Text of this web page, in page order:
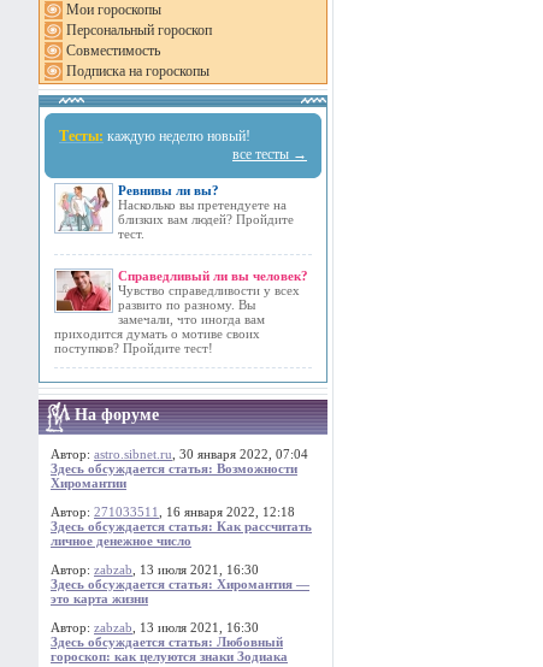
Мои гороскопы
Персональный гороскоп
Совместимость
Подписка на гороскопы
Тесты: каждую неделю новый!
все тесты →
Ревнивы ли вы?
Насколько вы претендуете на
близких вам людей? Пройдите
тест.
Справедливый ли вы человек?
Чувство справедливости у всех
развито по разному. Вы
замечали, что иногда вам
приходится думать о мотиве своих
поступков? Пройдите тест!
На форуме
Автор: astro.sibnet.ru , 30 января 2022, 07:04
Здесь обсуждается статья: Возможности
Хиромантии
Автор: 271033511
, 16 января 2022, 12:18
Здесь обсуждается статья: Как рассчитать
личное денежное число
Автор: zabzab , 13 июля 2021, 16:30
Здесь обсуждается статья: Хиромантия —
это карта жизни
Автор: zabzab , 13 июля 2021, 16:30
Здесь обсуждается статья: Любовный
гороскоп: как целуются знаки Зодиака